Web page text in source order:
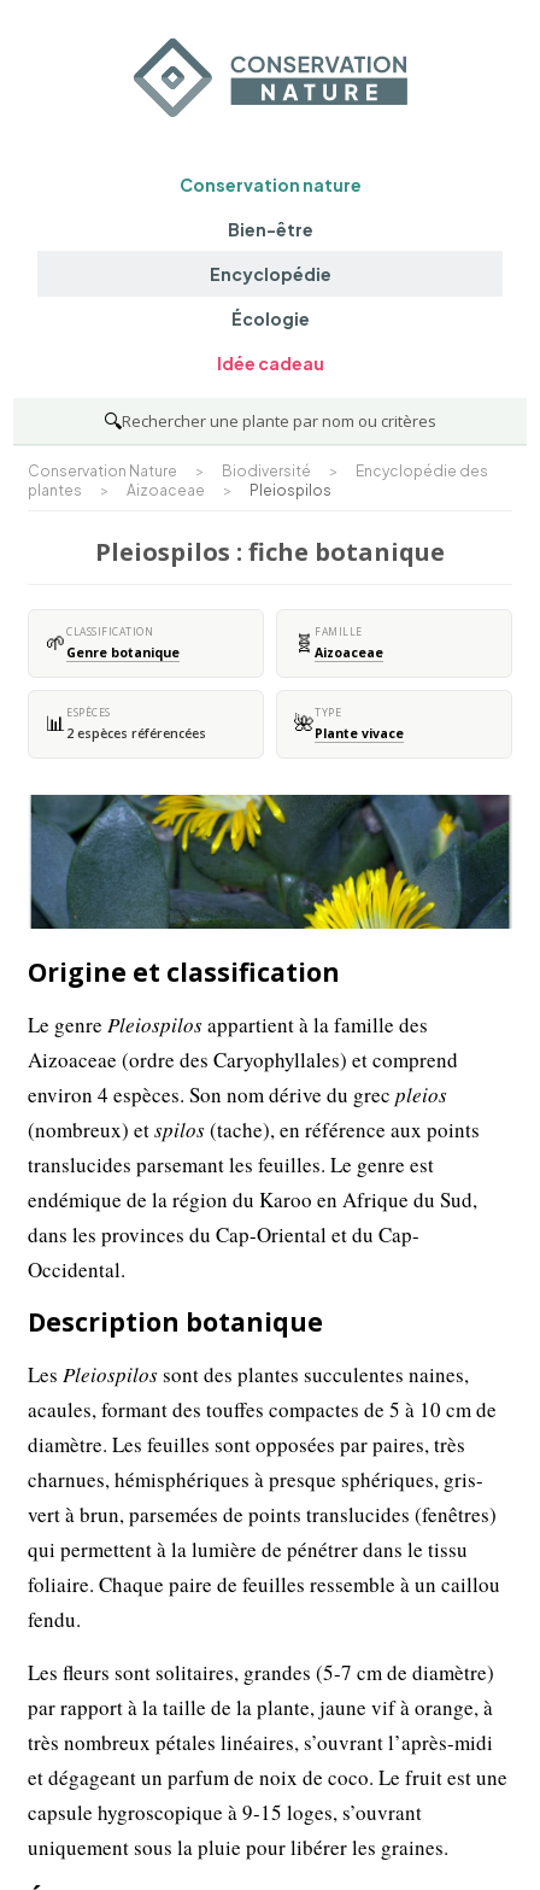
Conservation nature
Bien-être
Encyclopédie
Écologie
Idée cadeau
🔍Rechercher une plante par nom ou critères
Conservation Nature > Biodiversité >
Encyclopédie des
plantes
> Aizoaceae > Pleiospilos
Pleiospilos : fiche botanique
🌱CLASSIFICATION
Genre botanique 🧬 FAMILLE
Aizoaceae
📊ESPÈCES
2 espèces référencées 🌺TYPE
Plante vivace
Origine et classification
Le genrePleiospilosappartient à la famille des
Aizoaceae (ordre des Caryophyllales) et comprend
environ 4 espèces. Son nom dérive du grecpleios
(nombreux) etspilos(tache), en référence aux points
translucides parsemant les feuilles. Le genre est
endémique de la région du Karoo en Afrique du Sud,
dans les provinces du Cap-Oriental et du Cap-
Occidental.
Description botanique
LesPleiospilossont des plantes succulentes naines,
acaules, formant des touffes compactes de 5 à 10 cm de
diamètre. Les feuilles sont opposées par paires, très
charnues, hémisphériques à presque sphériques, gris-
vert à brun, parsemées de points translucides (fenêtres)
qui permettent à la lumière de pénétrer dans le tissu
foliaire. Chaque paire de feuilles ressemble à un caillou
fendu.
Les fleurs sont solitaires, grandes (5-7 cm de diamètre)
par rapport à la taille de la plante, jaune vif à orange, à
très nombreux pétales linéaires, s’ouvrant l’après-midi
et dégageant un parfum de noix de coco. Le fruit est une
capsule hygroscopique à 9-15 loges, s’ouvrant
uniquement sous la pluie pour libérer les graines.